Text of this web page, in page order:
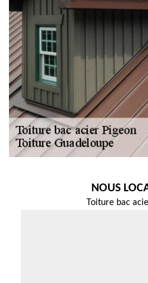
NOUS
Toiture bac